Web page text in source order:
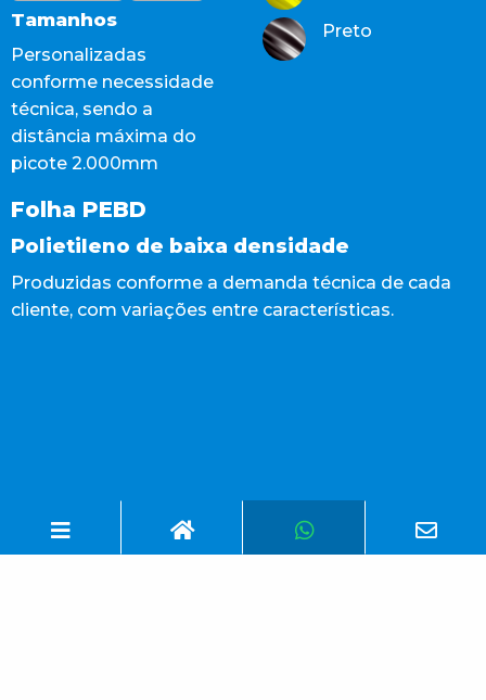
Tamanhos
Personalizadas
conforme necessidade
técnica, sendo a
distância máxima do
picote 2.000mm
Preto
Folha PEBD
Polietileno de baixa densidade
Produzidas conforme a demanda técnica de cada
cliente, com variações entre características.